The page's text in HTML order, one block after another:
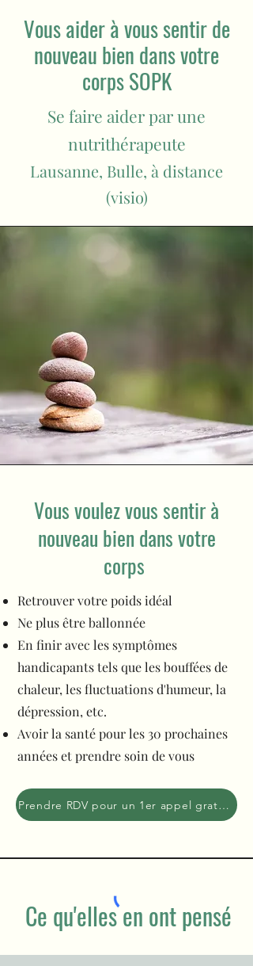
Vous aider à vous sentir de
nouveau bien dans votre
corps SOPK
Se faire aider par une
nutrithérapeute
Lausanne, Bulle, à distance
(visio)
Vous voulez vous sentir à
nouveau bien dans votre
corps
Retrouver votre poids idéal
Ne plus être ballonnée
En finir avec les symptômes
handicapants tels que les bouffées de
chaleur, les fluctuations d'humeur, la
dépression, etc.
Avoir la santé pour les 30 prochaines
années et prendre soin de vous
Prendre RDV pour un 1er appel gratuit
Ce qu'elles en ont pensé